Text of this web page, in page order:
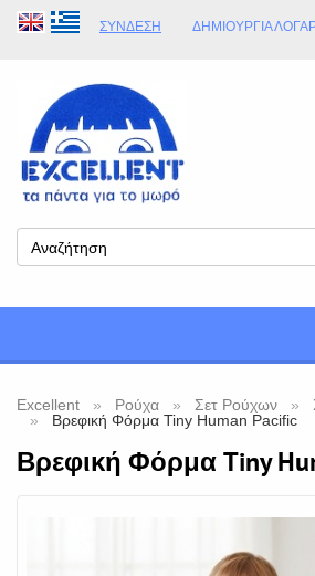
ΣΎΝΔΕΣΗ ΔΗΜΙΟΥΡΓΊΑ
ΩΡΆΡΙΟ
ΦΥΣΙΚΌ ΚΑΤΆΣΤΗΜΑ
Excellent Ρούχα Σετ Ρούχων
Βρεφική Φόρμα Tiny Human Pacific
Βρεφική Φόρμα Tiny